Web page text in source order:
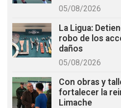
05/08/2026
La Ligua:
robo de los
daños
05/08/2026
Con obras y
fortalecer la
Limache